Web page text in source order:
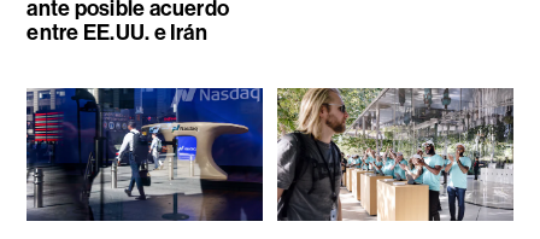
ante posible acuerdo
entre EE.UU. e Irán